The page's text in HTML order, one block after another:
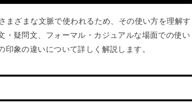
まざまな文脈で使われるため、その使い方を理解す
・疑問文、フォーマル・カジュアルな場面での使い
象の違いについて詳しく解説します。